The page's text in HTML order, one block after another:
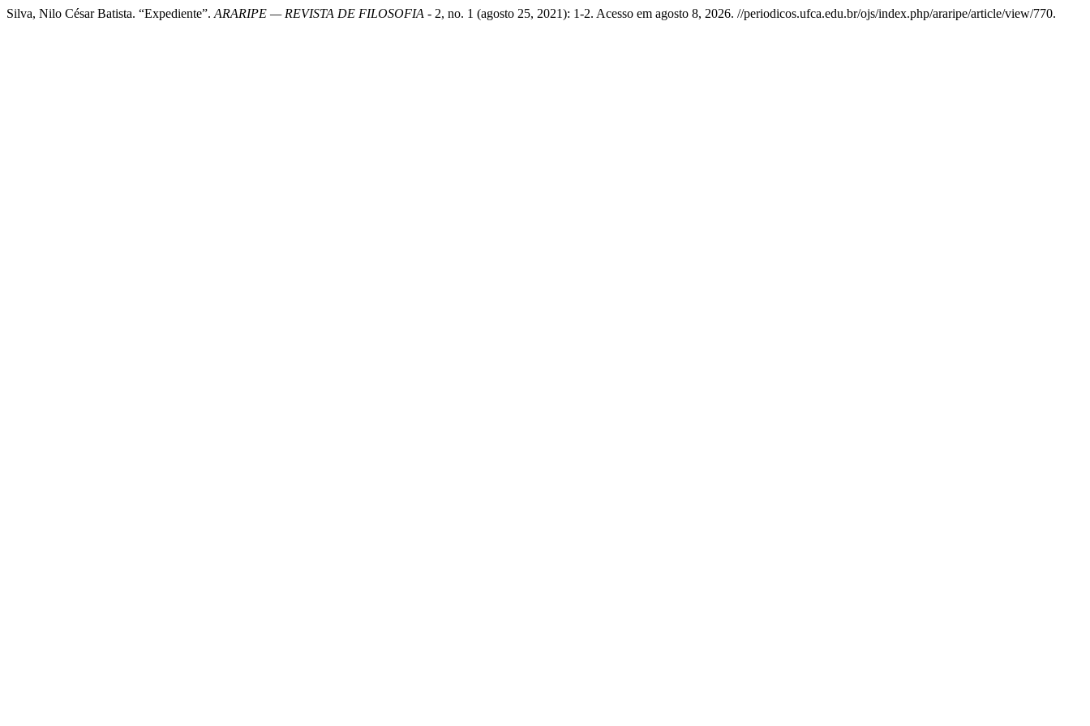
Silva, Nilo César Batista. “Expediente”. ARARIPE — REVISTA DE FILOSOFIA - 2, no. 1 (agosto 25, 2021): 1-2. Acesso em agosto 8, 2026. //periodicos.ufca.edu.br/ojs/index.php/araripe/article/view/770.